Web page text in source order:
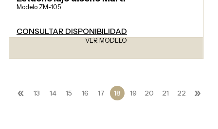
Modelo ZM-105
CONSULTAR DISPONIBILIDAD
VER MODELO
« 13 14 15 16 17 18 19 20 21 22 »